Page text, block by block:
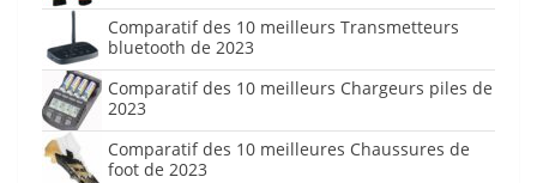
Comparatif des 10 meilleurs Transmetteurs
bluetooth de 2023
Comparatif des 10 meilleurs Chargeurs piles de
2023
Comparatif des 10 meilleures Chaussures de
foot de 2023